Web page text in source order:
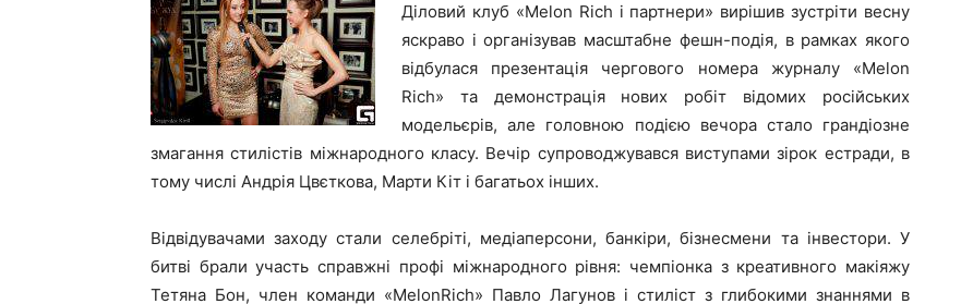
Діловий клуб «Melon Rich і партнери» вирішив зустріти весну
яскраво і організував масштабне фешн-подія, в рамках якого
відбулася презентація чергового номера журналу «Melon
Rich» та демонстрація нових робіт відомих російських
модельєрів, але головною подією вечора стало грандіозне
змагання стилістів міжнародного класу. Вечір супроводжувався виступами зірок естради, в
тому числі Андрія Цвєткова, Марти Кіт і багатьох інших.
Відвідувачами заходу стали селебріті, медіаперсони, банкіри, бізнесмени та інвестори. У
битві брали участь справжні профі міжнародного рівня: чемпіонка з креативного макіяжу
Тетяна Бон, член команди «MelonRich» Павло Лагунов і стиліст з глибокими знаннями в